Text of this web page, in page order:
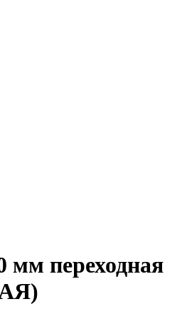
переходная